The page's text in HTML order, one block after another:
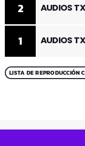
1 AUDIOS
2 AUDIOS
LISTA DE REPRODUCCIÓN